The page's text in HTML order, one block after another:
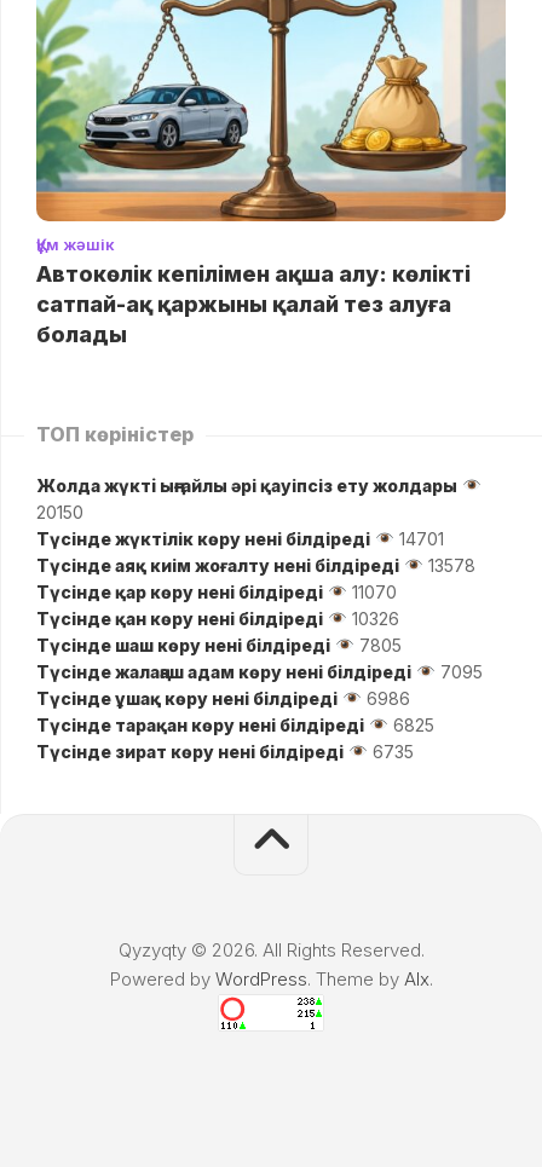
Құм жәшік
Автокөлік кепілімен ақша алу: көлікті
сатпай-ақ қаржыны қалай тез алуға
болады
ТОП көріністер
Жолда жүктi ыңғайлы әрі қауіпсіз ету жолдары
20150
Түсінде жүктілік көру нені білдіреді
14701
Түсінде аяқ киім жоғалту нені білдіреді
13578
Түсінде қар көру нені білдіреді
11070
Түсінде қан көру нені білдіреді
10326
Түсінде шаш көру нені білдіреді
7805
Түсінде жалаңаш адам көру нені білдіреді
7095
Түсінде ұшақ көру нені білдіреді
6986
Түсінде тарақан көру нені білдіреді
6825
Түсінде зират көру нені білдіреді
6735
Qyzyqty © 2026. All Rights Reserved.
Powered by WordPress. Theme by Alx.